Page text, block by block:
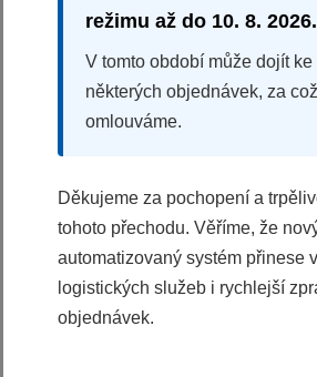
5x zásuvka + 2 vyklápěcí dvířka
Rozměry (VxŠxH): 172,2x59,5x63,2 cm
11490 Kč
režimu až do 10. 8. 2026.
V tomto období může dojít
některých objednávek, za
omlouváme.
Děkujeme za pochopení a
tohoto přechodu. Věříme, že
automatizovaný systém přinese
logistických služeb i rychlejší
objednávek.